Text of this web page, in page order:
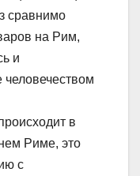
сравнимо
на Рим,
и
человечеством
в
Риме, это
с